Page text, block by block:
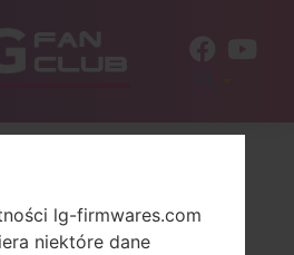
lg-firmwares.com
niektóre dane